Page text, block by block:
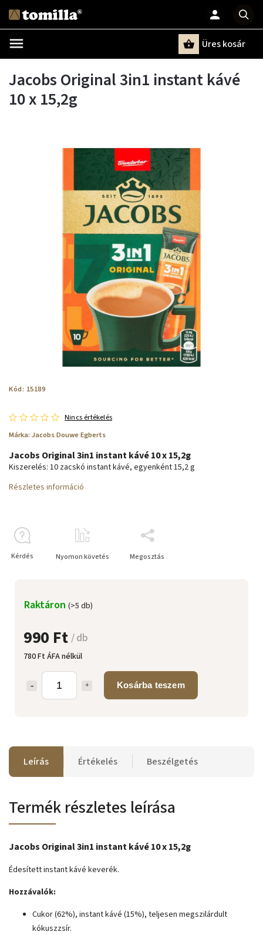
Üres kosár
Jacobs Original 3in1 instant kávé
10 x 15,2g
Kód: 15189
Nincs értékelés
Márka: Jacobs Douwe Egberts
990 Ft / db
780 Ft ÁFA nélkül
Kosárba teszem
Raktáron (>5 db)
Jacobs Original 3in1 instant kávé 10 x 15,2g
Kiszerelés: 10 zacskó instant kávé, egyenként 15,2 g
Részletes információ
Kérdés Nyomon követés Megosztás
Leírás Értékelés Beszélgetés
Termék részletes leírása
Jacobs Original 3in1 instant kávé 10 x 15,2g
Édesített instant kávé keverék.
Hozzávalók:
Cukor (62%), instant kávé (15%), teljesen megszilárdult
kókuszzsír.